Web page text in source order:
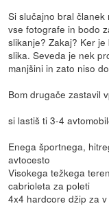
Si slučajno bral
vse fotografe in bodo
slikanje? Zakaj? Ker
slika. Seveda je nek
manjšini in zato niso
Bom drugače zastavil
si lastiš ti 3-4
Enega športnega,
avtocesto
Visokega težkega
cabrioleta za poleti
4x4 hardcore džip za